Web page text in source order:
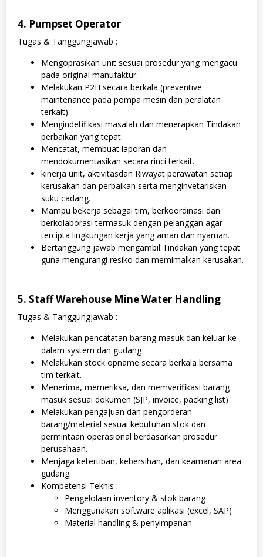
4. Pumpset Operator
Tugas & Tanggungjawab :
Mengoprasikan unit sesuai prosedur yang mengacu
pada original manufaktur.
Melakukan P2H secara berkala (preventive
maintenance pada pompa mesin dan peralatan
terkait).
Mengindetifikasi masalah dan menerapkan Tindakan
perbaikan yang tepat.
Mencatat, membuat laporan dan
mendokumentasikan secara rinci terkait.
kinerja unit, aktivitasdan Riwayat perawatan setiap
kerusakan dan perbaikan serta menginvetariskan
suku cadang.
Mampu bekerja sebagai tim, berkoordinasi dan
berkolaborasi termasuk dengan pelanggan agar
tercipta lingkungan kerja yang aman dan nyaman.
Bertanggung jawab mengambil Tindakan yang tepat
guna mengurangi resiko dan memimalkan kerusakan.
5. Staff Warehouse Mine Water Handling
Tugas & Tanggungjawab :
Melakukan pencatatan barang masuk dan keluar ke
dalam system dan gudang
Melakukan stock opname secara berkala bersama
tim terkait.
Menerima, memeriksa, dan memverifikasi barang
masuk sesuai dokumen (SJP, invoice, packing list)
Melakukan pengajuan dan pengorderan
barang/material sesuai kebutuhan stok dan
permintaan operasional berdasarkan prosedur
perusahaan.
Menjaga ketertiban, kebersihan, dan keamanan area
gudang.
Kompetensi Teknis :
Pengelolaan inventory & stok barang
Menggunakan software aplikasi (excel, SAP)
Material handling & penyimpanan